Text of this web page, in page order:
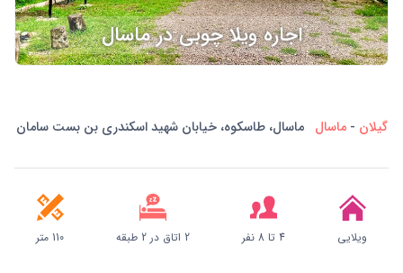
اجاره ویلا چوبی در ماسال
گیلان- ماسالماسال، طاسکوه، خیابان شهید اسکندری بن بست سامان
ویلایی 4 تا 8 نفر 2 اتاق در 2 طبقه 110 متر